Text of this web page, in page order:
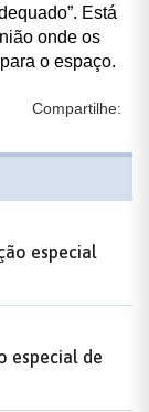
Está
onde os
o espaço.
Compartilhe:
especial
especial de